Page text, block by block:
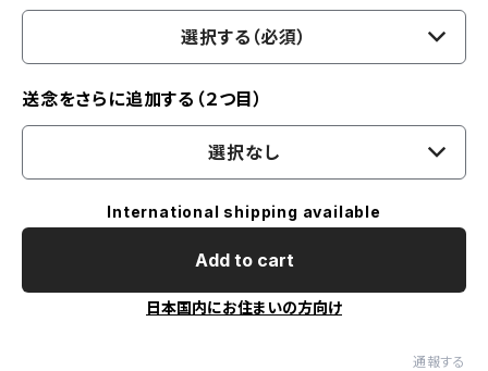
選択する（必須）
送念をさらに追加する（２つ目）
選択なし
International shipping available
Add to cart
日本国内にお住まいの方向け
通報する